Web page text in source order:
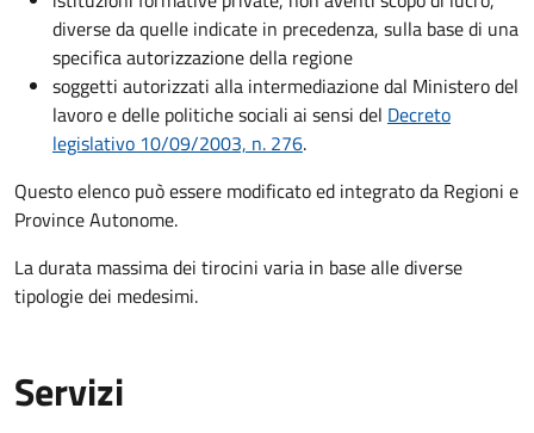
diverse da quelle indicate in precedenza, sulla base di una
specifica autorizzazione della regione
soggetti autorizzati alla intermediazione dal Ministero del
lavoro e delle politiche sociali ai sensi del Decreto
legislativo 10/09/2003, n. 276.
Questo elenco può essere modificato ed integrato da Regioni e
Province Autonome.
La durata massima dei tirocini varia in base alle diverse
tipologie dei medesimi.
Servizi